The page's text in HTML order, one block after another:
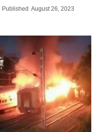
Published August 26, 2023